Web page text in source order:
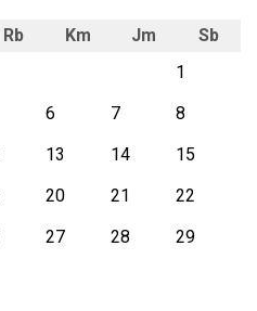
Rb Km Jm
Sb
1
6 7
8
13 14
15
20 21
22
27 28
29